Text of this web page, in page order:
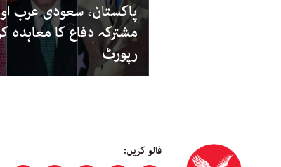
پاکستان، سعودی عرب
مشترکہ دفاع کا معاہدہ
رپورٹ
فالو کریں: